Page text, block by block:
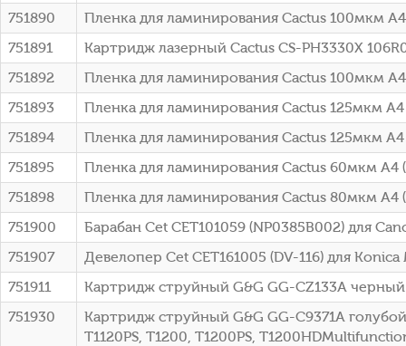
751890
Пленка для ламинирования Cactus 100мкм
751891
Картридж лазерный Cactus CS-PH3330X
751892
Пленка для ламинирования Cactus 100мкм
751893
Пленка для ламинирования Cactus 125мкм
751894
Пленка для ламинирования Cactus 125мкм
751895
Пленка для ламинирования Cactus 60мкм A4
751898
Пленка для ламинирования Cactus 80мкм A4
751900
Барабан Cet CET101059 (NP0385B002) для
751907
Девелопер Cet CET161005 (DV-116) для
751911
Картридж струйный G&G GG-CZ133A
751930
Картридж струйный G&G GG-C9371A
T1120PS, T1200, T1200PS,